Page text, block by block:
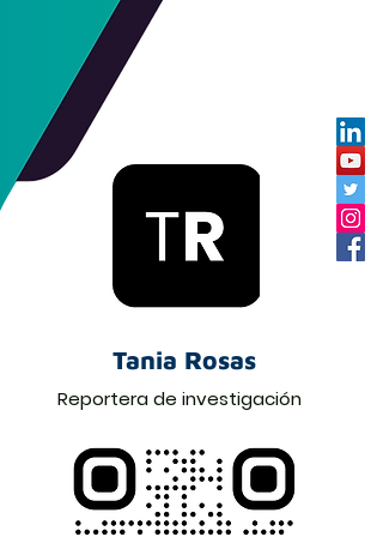
Tania Rosas
Reportera de investigación